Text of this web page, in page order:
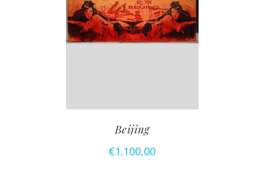
TOEVOEGEN AAN
WINKELWAGEN
Beijing
€1.100,00